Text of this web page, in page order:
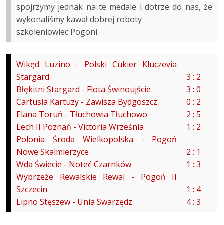
FUTSAL
LIGA BAŁTYCKA
ORLIKÓW
ROZGRYWKI
PORTAL
PEKAO SZCZECIN
OPEN
GRAND PRIX POLSKI
2007
PLEBISCYT ROKU
ZIMA Z
LIGOWIEC.NET
SPORTOWIEC ROKU
ZAŁOGA
REGULAMIN
REDAKCJA
WSPÓŁPRACA
MISJA PORTALU
POLITYKA
PRYWATNOŚCI
spojrzymy jednak na te medale i dotrze do nas, że
wykonaliśmy kawał dobrej roboty
szkoleniowiec Pogoni
Wikęd Luzino - Polski Cukier Kluczevia
Stargard
3 : 2
Błękitni Stargard - Flota Świnoujście
3 : 0
Cartusia Kartuzy - Zawisza Bydgoszcz
0 : 2
Elana Toruń - Tłuchowia Tłuchowo
2 : 5
Lech II Poznań - Victoria Września
1 : 2
Polonia Środa Wielkopolska - Pogoń
Nowe Skalmierzyce
2 : 1
Wda Świecie - Noteć Czarnków
1 : 3
Wybrzeże Rewalskie Rewal - Pogoń II
Szczecin
1 : 4
Lipno Stęszew - Unia Swarzędz
4 : 3